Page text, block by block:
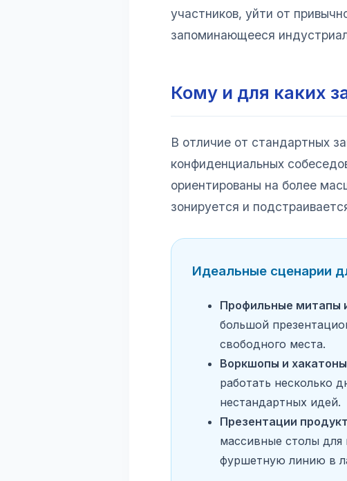
участников, уйти от
запоминающееся
Кому и для каких
В отличие от стандартных
конфиденциальных
ориентированы на более
зонируется и
Идеальные сценарии
Профильные митапы
большой
свободного места.
Воркшопы и
работать несколько
нестандартных идей.
Презентации
массивные столы для
фуршетную линию в